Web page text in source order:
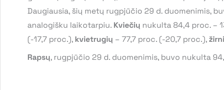
Daugiausia, šių metų rugpjūčio 29 d. duomenimis,
analogišku laikotarpiu. Kviečių nukulta 84,4 proc. –
(-17,7 proc.), kvietrugių – 77,7 proc. (-20,7 proc.),
Rapsų, rugpjūčio 29 d. duomenimis, buvo nukulta